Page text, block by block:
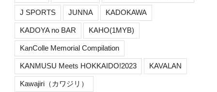
J SPORTS JUNNA KADOKAWA
KADOYA no BAR KAHO(1MYB)
KanColle Memorial Compilation
KANMUSU Meets HOKKAIDO!2023 KAVALAN
Kawajiri（カワジリ）